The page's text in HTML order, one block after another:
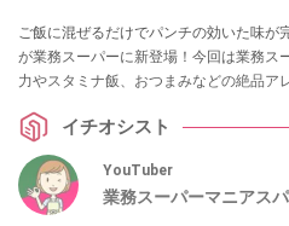
ご飯に混ぜるだけでパンチの効いた味が
が業務スーパーに新登場！今回は業務ス
力やスタミナ飯、おつまみなどの絶品ア
イチオシスト
YouTuber
業務スーパーマニアス